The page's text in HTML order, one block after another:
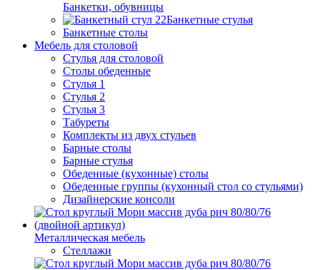
Банкетки, обувницы
Банкетные стулья
Банкетные столы
Мебель для столовой
Стулья для столовой
Столы обеденные
Стулья 1
Стулья 2
Стулья 3
Табуреты
Комплекты из двух стульев
Барные столы
Барные стулья
Обеденные (кухонные) столы
Обеденные группы (кухонный стол со стульями)
Дизайнерские консоли
Металлическая мебель
Стеллажи